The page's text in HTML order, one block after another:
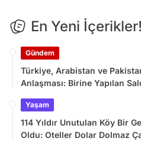
En Yeni İçerikler!
Gündem
Türkiye, Arabistan ve
Anlaşması: Birine Yapılan
Yaşam
114 Yıldır Unutulan Köy Bir
Oldu: Oteller Dolar Dolmaz